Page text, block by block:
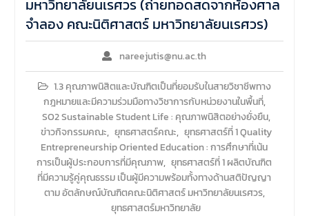
มหาวิทยาลัยนเรศวร (ถ่ายทอดสดจากห้องศาล
จำลอง คณะนิติศาสตร์ มหาวิทยาลัยนเรศวร)
nareejutis@nu.ac.th
1.3 คุณภาพนิสิตและบัณฑิตเป็นที่ยอมรับในสายวิชาชีพทาง
กฎหมายและมีความร่วมมือทางวิชาการกับหน่วยงานในพื้นที่,
SO2 Sustainable Student Life : คุณภาพนิสิตอย่างยั่งยืน,
ข่าวกิจกรรมคณะ, ยุทธศาสตร์คณะ, ยุทธศาสตร์ที่ 1 Quality
Entrepreneurship Oriented Education : การศึกษาที่เน้น
การเป็นผู้ประกอบการที่มีคุณภาพ, ยุทธศาสตร์ที่ 1 ผลิตบัณฑิต
ที่มีความรู้คู่คุณธรรม เป็นผู้มีความพร้อมทั้งทางด้านสติปัญญา
ตาม อัตลักษณ์บัณฑิตคณะนิติศาสตร์ มหาวิทยาลัยนเรศวร,
ยุทธศาสตร์มหาวิทยาลัย